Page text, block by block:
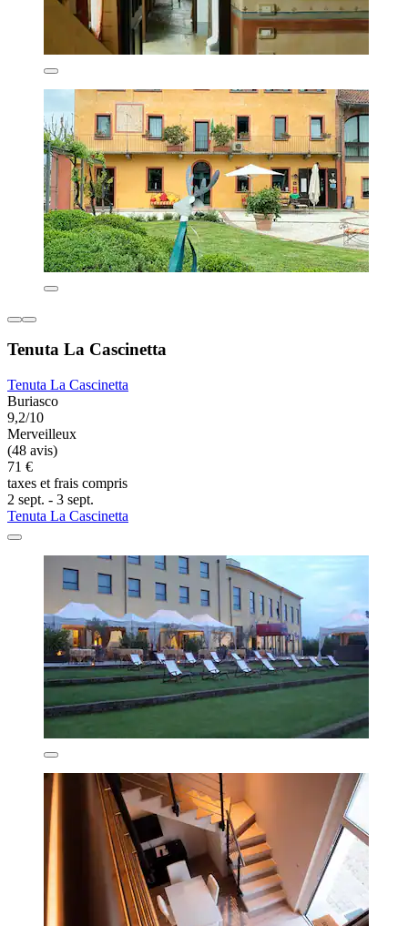
Tenuta La Cascinetta
Tenuta La Cascinetta
Buriasco
9,2/10
Merveilleux
(48 avis)
71 €
taxes et frais compris
2 sept. - 3 sept.
Tenuta La Cascinetta